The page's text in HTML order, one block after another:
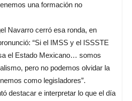
una formación no
Navarro cerró esa ronda, en
“Si el IMSS y el ISSSTE
el Estado Mexicano… somos
pero no podemos olvidar la
como legisladores”.
destacar e interpretar lo que el día